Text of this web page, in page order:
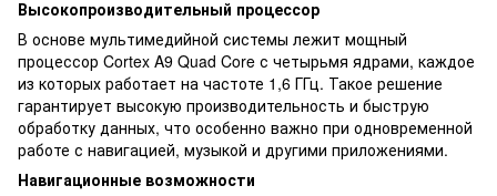
Высокопроизводительный процессор
В основе мультимедийной системы лежит мощный
процессор Cortex A9 Quad Core с четырьмя ядрами, каждое
из которых работает на частоте 1,6 ГГц. Такое решение
гарантирует высокую производительность и быструю
обработку данных, что особенно важно при одновременной
работе с навигацией, музыкой и другими приложениями.
Навигационные возможности